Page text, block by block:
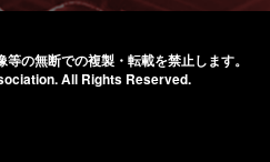
等の無断での複製・転載を禁止します。
All Rights Reserved.